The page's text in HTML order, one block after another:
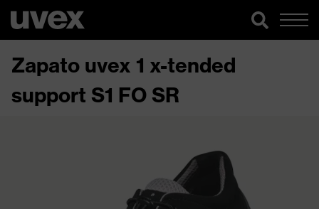
Zapato uvex 1 x-tended
support S1 FO SR